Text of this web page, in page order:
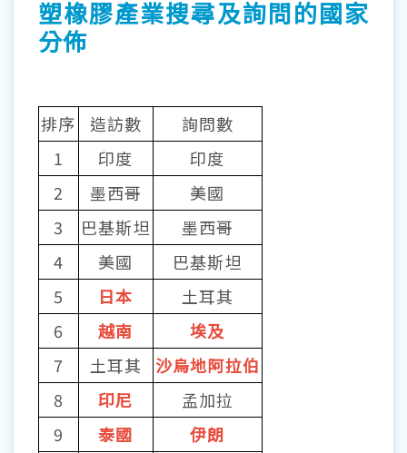
塑橡膠產業搜尋及詢問的國家
分佈
排序 造訪數
詢問數
1
印度
印度
2
墨西哥
美國
3
巴基斯坦
墨西哥
4
美國
巴基斯坦
5
日本
土耳其
6
越南
埃及
7
土耳其
沙烏地阿拉伯
8
印尼
孟加拉
9
泰國
伊朗